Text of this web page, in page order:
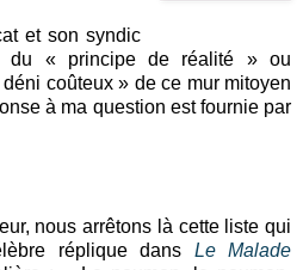
et son syndic
du « principe de réalité » ou
coûteux » de ce mur mitoyen
à ma question est fournie par
nous arrêtons là cette liste qui
réplique dans Le Malade